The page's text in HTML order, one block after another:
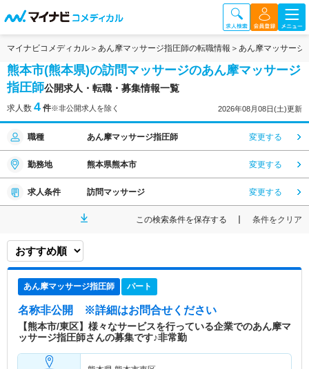
マイナビコメディカル あん摩マッサージ指圧師の転職情報 あん摩マッサージ
熊本市(熊本県)の訪問マッサージのあん摩マッサージ
指圧師公開求人・転職・募集情報一覧
求人数 4 件※非公開求人を除く 2026年08月08日(土)更新
職種 あん摩マッサージ指圧師 変更する
勤務地 熊本県熊本市 変更する
求人条件 訪問マッサージ 変更する
この検索条件を保存する 条件をクリア
あん摩マッサージ指圧師 パート
名称非公開 ※詳細はお問合せください
【熊本市/東区】様々なサービスを行っている企業でのあん摩マ
ッサージ指圧師さんの募集です♪非常勤